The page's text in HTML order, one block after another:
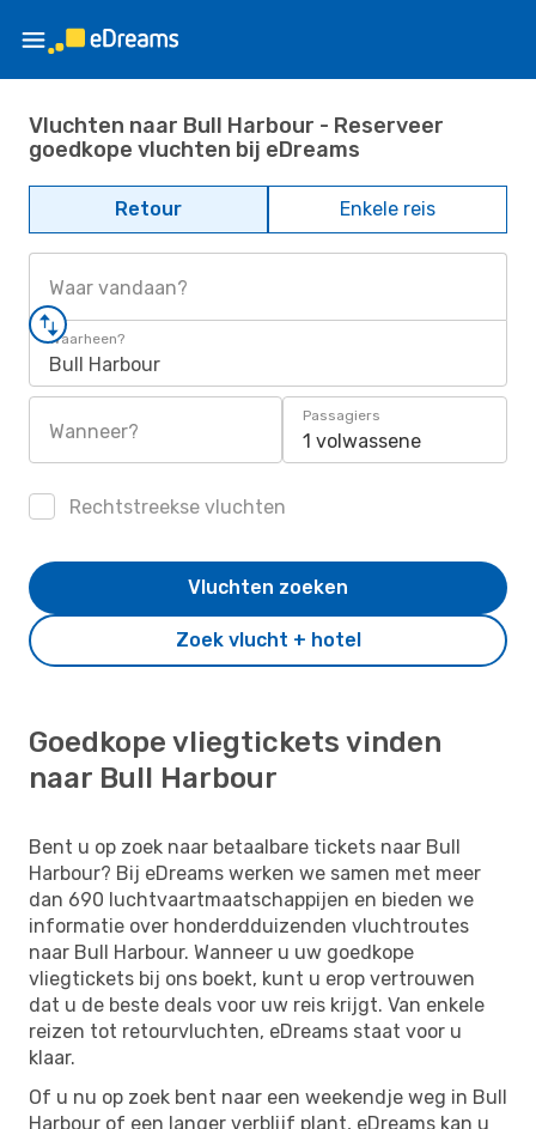
Vluchten naar Bull Harbour - Reserveer
goedkope vluchten bij eDreams
Retour Enkele reis
Waar vandaan?
Waarheen?
Bull Harbour
Wanneer?
Passagiers
1 volwassene
Rechtstreekse vluchten
Zoek vlucht + hotel
Vluchten zoeken
Goedkope vliegtickets vinden
naar Bull Harbour
Bent u op zoek naar betaalbare tickets naar Bull
Harbour? Bij eDreams werken we samen met meer
dan 690 luchtvaartmaatschappijen en bieden we
informatie over honderdduizenden vluchtroutes
naar Bull Harbour. Wanneer u uw goedkope
vliegtickets bij ons boekt, kunt u erop vertrouwen
dat u de beste deals voor uw reis krijgt. Van enkele
reizen tot retourvluchten, eDreams staat voor u
klaar.
Of u nu op zoek bent naar een weekendje weg in Bull
Harbour of een langer verblijf plant, eDreams kan u